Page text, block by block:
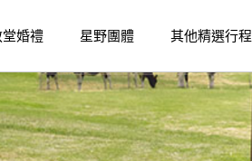
婚禮 星野團體 其他精選行程